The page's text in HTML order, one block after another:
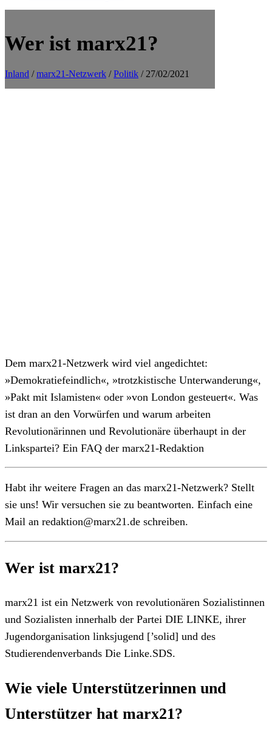
Wer ist marx21?
Inland /marx21-Netzwerk /Politik / 27/02/2021
Dem marx21-Netzwerk wird viel angedichtet:
»Demokratiefeindlich«, »trotzkistische Unterwanderung«,
»Pakt mit Islamisten« oder »von London gesteuert«. Was
ist dran an den Vorwürfen und warum arbeiten
Revolutionärinnen und Revolutionäre überhaupt in der
Linkspartei? Ein FAQ der marx21-Redaktion
Habt ihr weitere Fragen an das marx21-Netzwerk? Stellt
sie uns! Wir versuchen sie zu beantworten. Einfach eine
Mail an redaktion@marx21.de schreiben.
Wer ist marx21?
marx21 ist ein Netzwerk von revolutionären Sozialistinnen
und Sozialisten innerhalb der Partei DIE LINKE, ihrer
Jugendorganisation linksjugend [’solid] und des
Studierendenverbands Die Linke.SDS.
Wie viele Unterstützerinnen und
Unterstützer hat marx21?